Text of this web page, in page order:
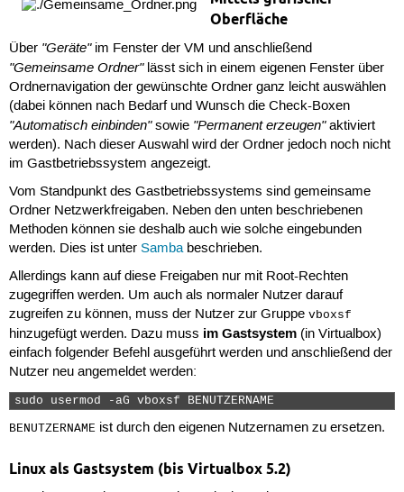
Oberfläche
Über "Geräte"im Fenster der VM und anschließend
"Gemeinsame Ordner"lässt sich in einem eigenen Fenster über
Ordnernavigation der gewünschte Ordner ganz leicht auswählen
(dabei können nach Bedarf und Wunsch die Check-Boxen
"Automatisch einbinden"sowie "Permanent erzeugen"aktiviert
werden). Nach dieser Auswahl wird der Ordner jedoch noch nicht
im Gastbetriebssystem angezeigt.
Vom Standpunkt des Gastbetriebssystems sind gemeinsame
Ordner Netzwerkfreigaben. Neben den unten beschriebenen
Methoden können sie deshalb auch wie solche eingebunden
werden. Dies ist unter Sambabeschrieben.
Allerdings kann auf diese Freigaben nur mit Root-Rechten
zugegriffen werden. Um auch als normaler Nutzer darauf
zugreifen zu können, muss der Nutzer zur Gruppe vboxsf
hinzugefügt werden. Dazu muss im Gastsystem(in Virtualbox)
einfach folgender Befehl ausgeführt werden und anschließend der
Nutzer neu angemeldet werden:
sudo usermod -aG vboxsf BENUTZERNAME
BENUTZERNAMEist durch den eigenen Nutzernamen zu ersetzen.
Linux als Gastsystem (bis Virtualbox 5.2)